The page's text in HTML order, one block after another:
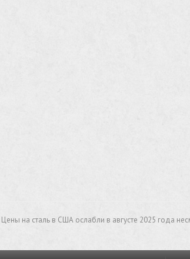
Цены на сталь в США ослабли в августе 2025 года